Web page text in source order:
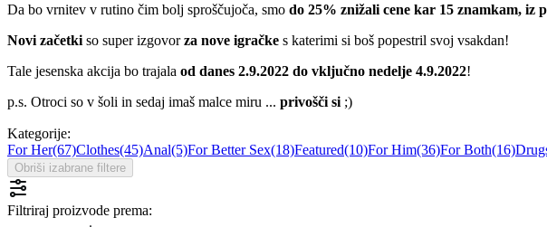
Da bo vrnitev v rutino čim bolj sproščujoča, smo do 25% znižali cene kar 15 znamkam, iz
Novi začetki so super izgovorza nove igračke s katerimi si boš popestril svoj vsakdan!
Tale jesenska akcija bo trajala od danes 2.9.2022 do vključno nedelje 4.9.2022!
p.s. Otroci so v šoli in sedaj imaš malce miru ... privošči si ;)
Kategorije:
For Her(67)Clothes(45)Anal(5)For Better Sex(18)Featured(10)For Him(36)For Both(16)
Obriši izabrane filtere
Filtriraj proizvode prema: